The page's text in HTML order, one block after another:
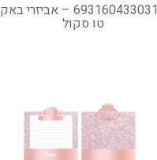
6931604330313 – אביזרי באק
טו סקול